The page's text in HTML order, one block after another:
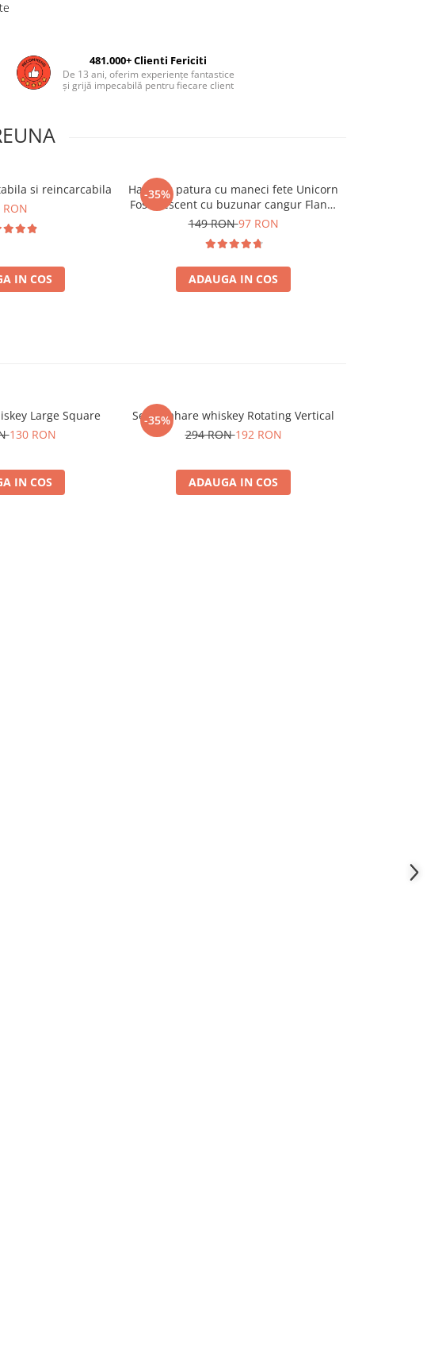
481.000+ Clienti Fericiti
De 13 ani, oferim experiențe fantastice
și grijă impecabilă pentru fiecare client
si reincarcabila
RON
IN COS
-35%
Hanorac patura cu maneci fete Unicorn
Fosforescent cu buzunar cangur Flanel
& Polar 440g/mp 105 cm
149 RON97 RON
ADAUGA IN COS
Large Square
130 RON
IN COS
-35%
Set 6 Pahare whiskey Rotating Vertical
294 RON192 RON
ADAUGA IN COS